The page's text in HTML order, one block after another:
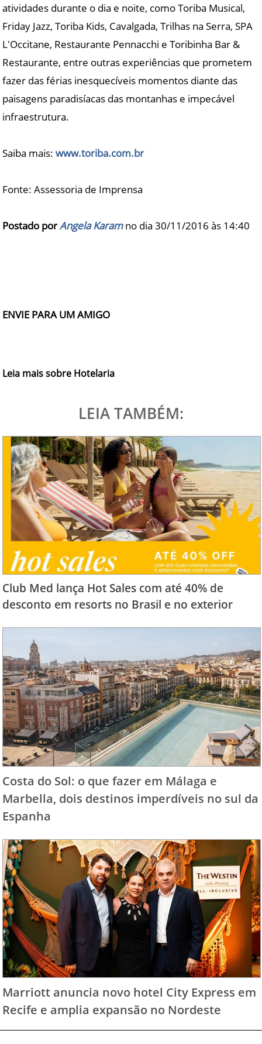
atividades durante o dia e noite, como Toriba Musical,
Friday Jazz, Toriba Kids, Cavalgada, Trilhas na Serra, SPA
L'Occitane, Restaurante Pennacchi e Toribinha Bar &
Restaurante, entre outras experiências que prometem
fazer das férias inesquecíveis momentos diante das
paisagens paradisíacas das montanhas e impecável
infraestrutura.
Saiba mais:www.toriba.com.br
​Fonte: Assessoria de Imprensa​
Postado porAngela Karamno dia 30/11/2016 às 14:40
ENVIE PARA UM AMIGO
Leia mais sobre Hotelaria
LEIA TAMBÉM:
Club Med lança Hot Sales com até 40% de
desconto em resorts no Brasil e no exterior
Costa do Sol: o que fazer em Málaga e
Marbella, dois destinos imperdíveis no sul da
Espanha
Marriott anuncia novo hotel City Express em
Recife e amplia expansão no Nordeste